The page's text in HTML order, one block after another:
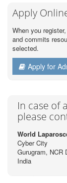
Apply
When you
and commits
selected.
Apply for
In case of
please
World
Cyber City
Gurugram, NCR
India